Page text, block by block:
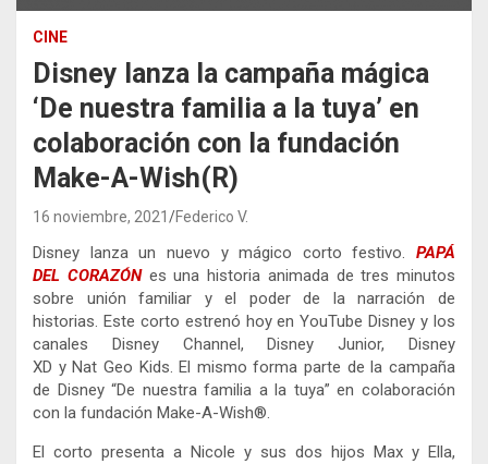
CINE
Disney lanza la campaña mágica
‘De nuestra familia a la tuya’ en
colaboración con la fundación
Make-A-Wish(R)
16 noviembre, 2021 Federico V.
Disney lanza un nuevo y mágico corto festivo. PAPÁ
DEL CORAZÓNes una historia animada de tres minutos
sobre unión familiar y el poder de la narración de
historias. Este corto estrenó hoy en YouTube Disney y los
canales Disney Channel, Disney Junior, Disney
XD y Nat Geo Kids. El mismo forma parte de la campaña
de Disney “De nuestra familia a la tuya” en colaboración
con la fundación Make-A-Wish®.
El corto presenta a Nicole y sus dos hijos Max y Ella,